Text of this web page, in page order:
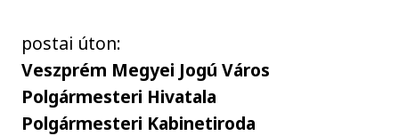
postai úton:
Veszprém Megyei Jogú Város
Polgármesteri Hivatala
Polgármesteri Kabinetiroda